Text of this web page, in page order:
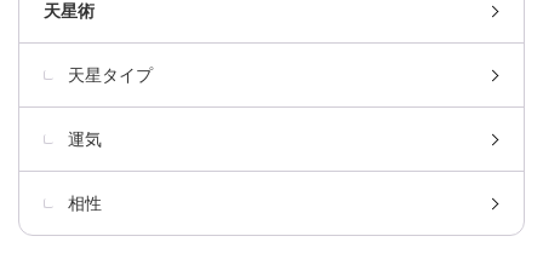
天星術
天星タイプ
運気
相性